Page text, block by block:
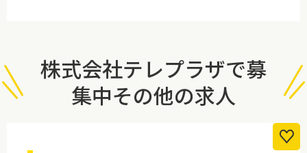
株式会社テレプラザで募
集中その他の求人